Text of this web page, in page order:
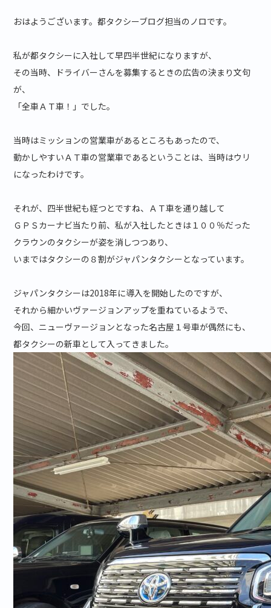
おはようございます。都タクシーブログ担当のノロです。
私が都タクシーに入社して早四半世紀になりますが、
その当時、ドライバーさんを募集するときの広告の決まり文句
が、
「全車ＡＴ車！」でした。
当時はミッションの営業車があるところもあったので、
動かしやすいＡＴ車の営業車であるということは、当時はウリ
になったわけです。
それが、四半世紀も経つとですね、ＡＴ車を通り越して
ＧＰＳカーナビ当たり前、私が入社したときは１００％だった
クラウンのタクシーが姿を消しつつあり、
いまではタクシーの８割がジャパンタクシーとなっています。
ジャパンタクシーは2018年に導入を開始したのですが、
それから細かいヴァージョンアップを重ねているようで、
今回、ニューヴァージョンとなった名古屋１号車が偶然にも、
都タクシーの新車として入ってきました。